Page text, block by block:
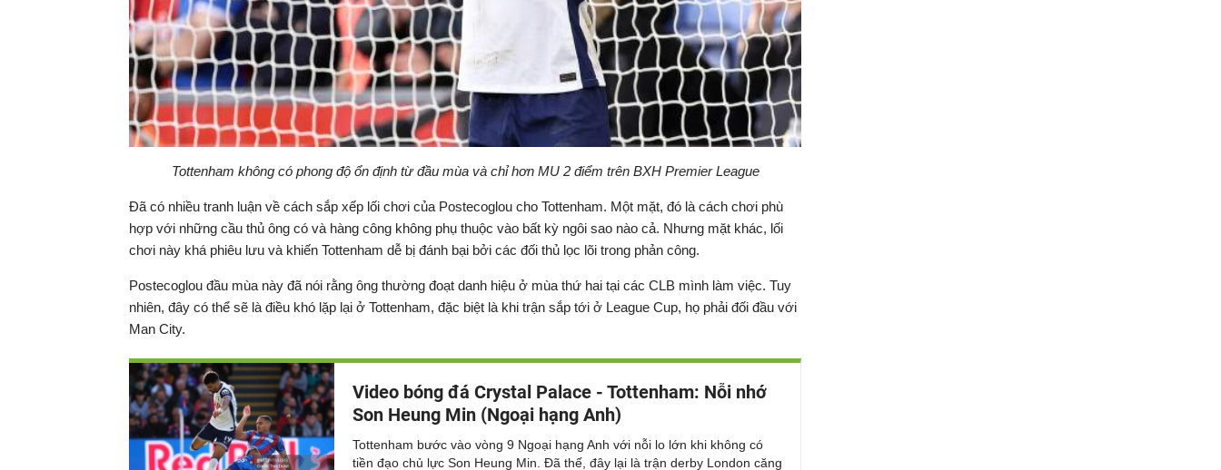
Tottenham không có phong độ ổn định từ đầu mùa và chỉ hơn MU 2 điểm trên BXH Premier League
Đã có nhiều tranh luận về cách sắp xếp lối chơi của Postecoglou cho Tottenham. Một mặt, đó là cách chơi phù
hợp với những cầu thủ ông có và hàng công không phụ thuộc vào bất kỳ ngôi sao nào cả. Nhưng mặt khác, lối
chơi này khá phiêu lưu và khiến Tottenham dễ bị đánh bại bởi các đối thủ lọc lõi trong phản công.
Postecoglou đầu mùa này đã nói rằng ông thường đoạt danh hiệu ở mùa thứ hai tại các CLB mình làm việc. Tuy
nhiên, đây có thể sẽ là điều khó lặp lại ở Tottenham, đặc biệt là khi trận sắp tới ở League Cup, họ phải đối đầu với
Man City.
Video bóng đá Crystal Palace - Tottenham: Nỗi nhớ
Son Heung Min (Ngoại hạng Anh)
Tottenham bước vào vòng 9 Ngoại hạng Anh với nỗi lo lớn khi không có
tiền đạo chủ lực Son Heung Min. Đã thế, đây lại là trận derby London căng